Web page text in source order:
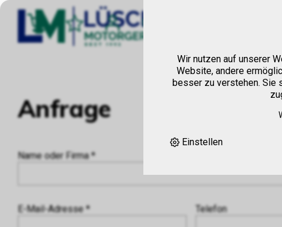
Home
Anfrage
Name oder Firma *
E-Mail-Adresse * Telefon
Wir nutzen auf unserer
Website, andere
besser zu verstehen. Sie
Einstellen